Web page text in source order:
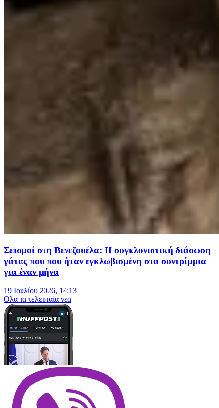
Σεισμοί στη Βενεζουέλα: Η συγκλονιστική διάσωση
γάτας που που ήταν εγκλωβισμένη στα συντρίμμια
για έναν μήνα
19 Ιουλίου 2026, 14:13
Oλα τα τελευταία νέα